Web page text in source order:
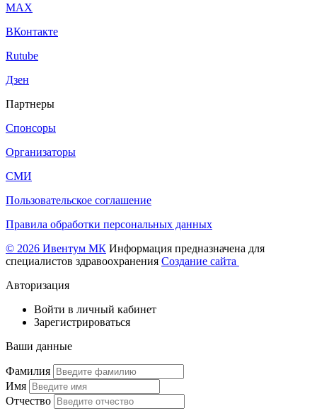
МАХ
ВКонтакте
Rutube
Дзен
Партнеры
Спонсоры
Организаторы
СМИ
Пользовательское соглашение
Правила обработки персональных данных
© 2026 Ивентум МК Информация предназначена для
специалистов здравоохранения Создание сайта
Авторизация
Войти в личный кабинет
Зарегистрироваться
Ваши данные
Фамилия
Имя
Отчество